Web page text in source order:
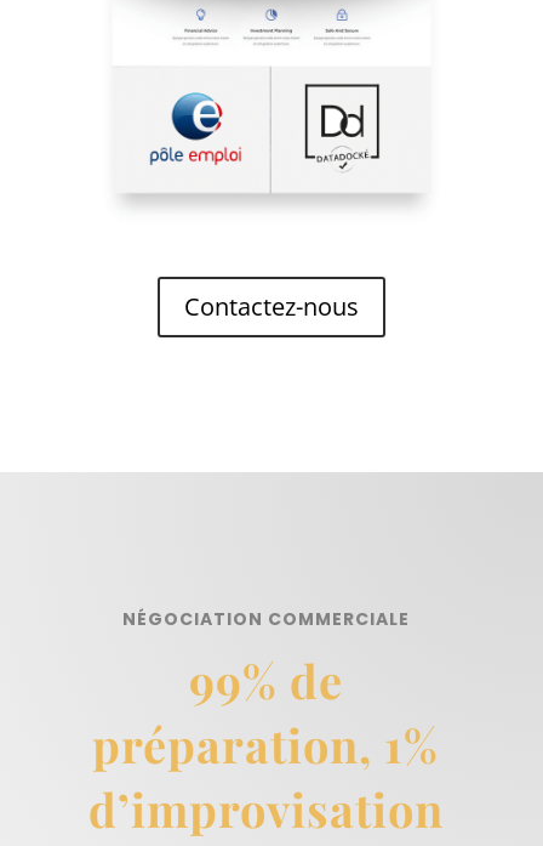
Contactez-nous
NÉGOCIATION COMMERCIALE
99% de
préparation, 1%
d’improvisation